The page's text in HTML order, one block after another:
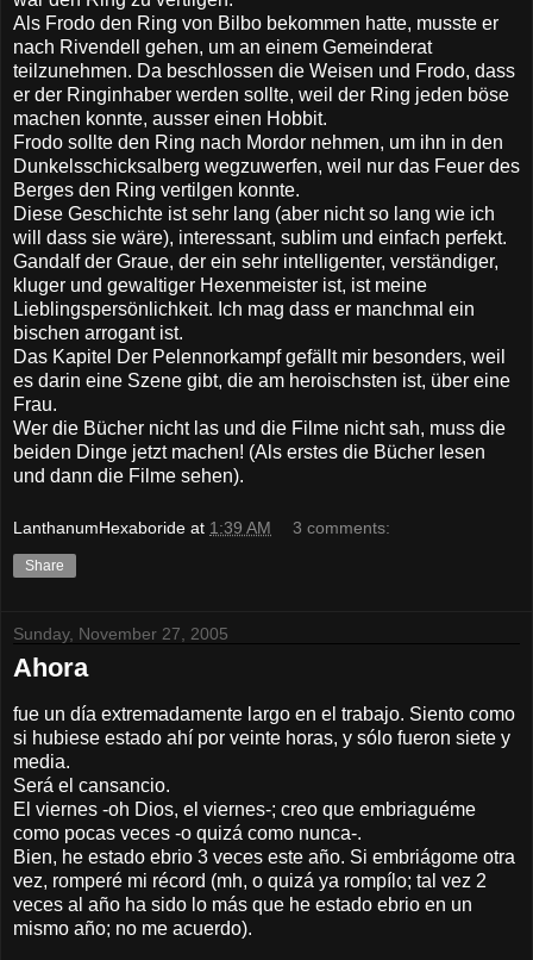
Als Frodo den Ring von Bilbo bekommen hatte, musste er
nach Rivendell gehen, um an einem Gemeinderat
teilzunehmen. Da beschlossen die Weisen und Frodo, dass
er der Ringinhaber werden sollte, weil der Ring jeden böse
machen konnte, ausser einen Hobbit.
Frodo sollte den Ring nach Mordor nehmen, um ihn in den
Dunkelsschicksalberg wegzuwerfen, weil nur das Feuer des
Berges den Ring vertilgen konnte.
Diese Geschichte ist sehr lang (aber nicht so lang wie ich
will dass sie wäre), interessant, sublim und einfach perfekt.
Gandalf der Graue, der ein sehr intelligenter, verständiger,
kluger und gewaltiger Hexenmeister ist, ist meine
Lieblingspersönlichkeit. Ich mag dass er manchmal ein
bischen arrogant ist.
Das Kapitel Der Pelennorkampf gefällt mir besonders, weil
es darin eine Szene gibt, die am heroischsten ist, über eine
Frau.
Wer die Bücher nicht las und die Filme nicht sah, muss die
beiden Dinge jetzt machen! (Als erstes die Bücher lesen
und dann die Filme sehen).
LanthanumHexaboride at 1:39 AM 3 comments:
Share
Sunday, November 27, 2005
Ahora
fue un día extremadamente largo en el trabajo. Siento como
si hubiese estado ahí por veinte horas, y sólo fueron siete y
media.
Será el cansancio.
El viernes -oh Dios, el viernes-; creo que embriaguéme
como pocas veces -o quizá como nunca-.
Bien, he estado ebrio 3 veces este año. Si embriágome otra
vez, romperé mi récord (mh, o quizá ya rompílo; tal vez 2
veces al año ha sido lo más que he estado ebrio en un
mismo año; no me acuerdo).